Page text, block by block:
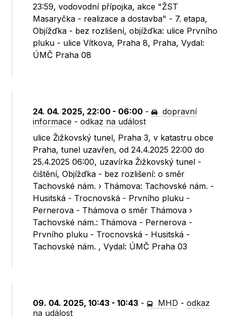
23:59, vodovodní přípojka, akce "ŽST
Masaryčka - realizace a dostavba" - 7. etapa,
Objížďka - bez rozlišení, objížďka: ulice Prvního
pluku - ulice Vítkova, Praha 8, Praha, Vydal:
ÚMČ Praha 08
24. 04. 2025, 22:00 - 06:00 -
dopravní
informace -odkaz na událost
ulice Žižkovský tunel, Praha 3, v katastru obce
Praha, tunel uzavřen, od 24.4.2025 22:00 do
25.4.2025 06:00, uzavírka Žižkovský tunel -
čištění, Objížďka - bez rozlišení: o směr
Tachovské nám. › Thámova: Tachovské nám. -
Husitská - Trocnovská - Prvního pluku -
Pernerova - Thámova o směr Thámova ›
Tachovské nám.: Thámova - Pernerova -
Prvního pluku - Trocnovská - Husitská -
Tachovské nám. , Vydal: ÚMČ Praha 03
09. 04. 2025, 10:43 - 10:43 - MHD -odkaz
na událost